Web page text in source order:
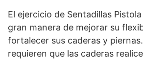
El ejercicio de Sentadillas
gran manera de mejorar su
fortalecer sus caderas y
requieren que las caderas